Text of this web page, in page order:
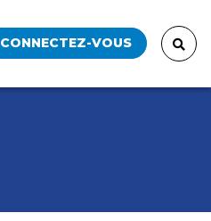
CONNECTEZ-VOUS